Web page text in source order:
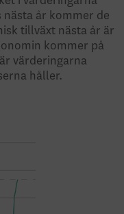
nästa år kommer de
tillväxt nästa år är
kommer på
värderingarna
håller.